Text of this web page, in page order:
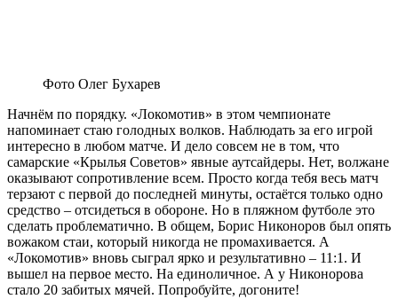
Фото Олег Бухарев
Начнём по порядку. «Локомотив» в этом чемпионате
напоминает стаю голодных волков. Наблюдать за его игрой
интересно в любом матче. И дело совсем не в том, что
самарские «Крылья Советов» явные аутсайдеры. Нет, волжане
оказывают сопротивление всем. Просто когда тебя весь матч
терзают с первой до последней минуты, остаётся только одно
средство – отсидеться в обороне. Но в пляжном футболе это
сделать проблематично. В общем, Борис Никоноров был опять
вожаком стаи, который никогда не промахивается. А
«Локомотив» вновь сыграл ярко и результативно – 11:1. И
вышел на первое место. На единоличное. А у Никонорова
стало 20 забитых мячей. Попробуйте, догоните!